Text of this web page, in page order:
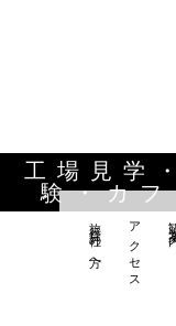
ー
ワ
ー
ド
オンラ
インシ
商
工場見学
験・カ
観
アクセス
旅行会社の方へ